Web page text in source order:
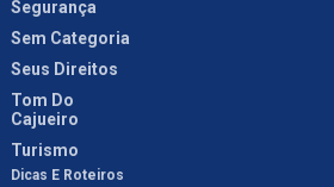
Segurança
Sem Categoria
Seus Direitos
Tom Do
Cajueiro
Turismo
Dicas E Roteiros